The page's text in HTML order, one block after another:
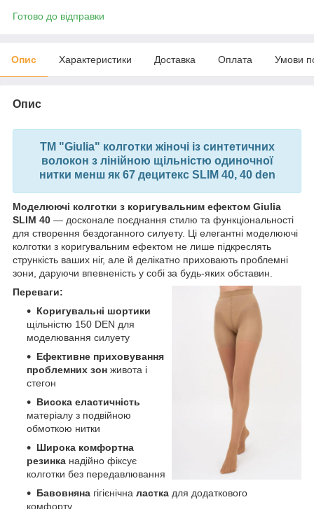
Готово до відправки
Опис Характеристики Доставка Оплата Умови
Опис
ТМ "Giulia" колготки жіночі із синтетичних
волокон з лінійною щільністю одиночної
нитки менш як 67 децитекс SLIM 40, 40 den
Моделюючі колготки з коригувальним ефектом Giulia
SLIM 40 — досконале поєднання стилю та функціональності
для створення бездоганного силуету. Ці елегантні моделюючі
колготки з коригувальним ефектом не лише підкреслять
стрункість ваших ніг, але й делікатно приховають проблемні
зони, даруючи впевненість у собі за будь-яких обставин.
Переваги:
Коригувальні шортики
щільністю 150 DEN для
моделювання силуету
Ефективне приховування
проблемних зон живота і
стегон
Висока еластичність
матеріалу з подвійною
обмоткою нитки
Широка комфортна
резинка надійно фіксує
колготки без передавлювання
Бавовняна гігієнічна ластка для додаткового
комфорту